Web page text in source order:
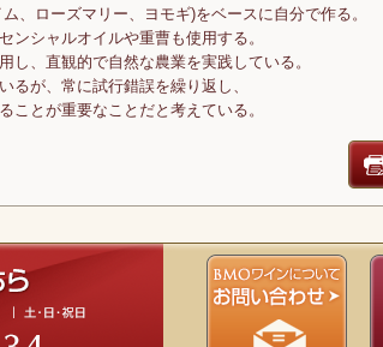
、ローズマリー、ヨモギ)をベースに自分で作る。
ンシャルオイルや重曹も使用する。
し、直観的で自然な農業を実践している。
るが、常に試行錯誤を繰り返し、
ことが重要なことだと考えている。